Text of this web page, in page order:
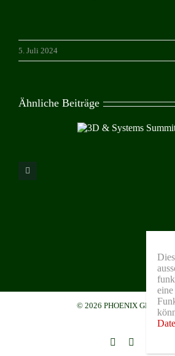
5. Juli 2024
Ähnliche Beiträge
© 2026 PHOENIX GMBH &
Instagram